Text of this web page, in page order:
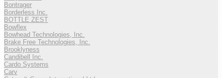
Bontrager
Borderless Inc.
BOTTLE ZEST
Bowflex
Bowhead Technologies, Inc.
Brake Free Technologies, Inc.
Brooklyness
Candibell Inc.
Cardo Systems
Carv